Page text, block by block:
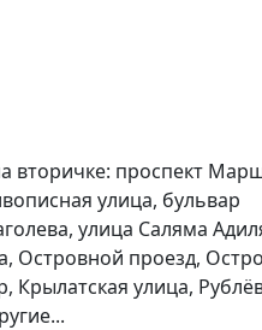
вторичке: проспект
улица, бульвар
улица Саляма
Островной проезд,
Крылатская улица,